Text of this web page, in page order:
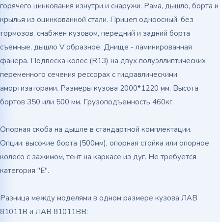
горячего цинкования изнутри и снаружи. Рама, дышло, борта и
крылья из оцинкованной стали. Прицеп одноосный, без
тормозов, снабжен кузовом, передний и задний борта
съёмные, дышло V образное. Днище - ламинированная
фанера. Подвеска колес (R13) на двух полуэллиптических
переменного сечения рессорах с гидравлическими
амортизаторами. Размеры кузова 2000*1220 мм. Высота
бортов 350 или 500 мм. Грузоподъёмность 460кг.
Опорная скоба на дышле в стандартной комплектации.
Опции: высокие борта (500мм), опорная стойка или опорное
колесо с зажимом, тент на каркасе из дуг. Не требуется
категория "Е".
Разница между моделями в одном размере кузова ЛАВ
81011В и ЛАВ 81011BВ: